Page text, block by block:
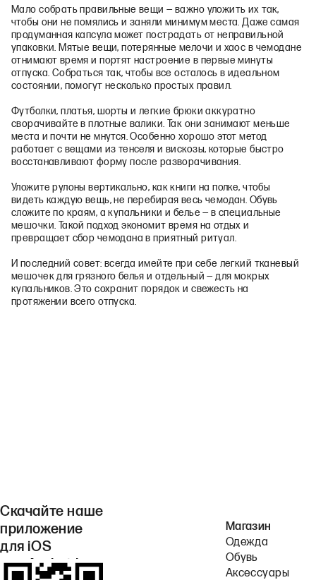
Мало собрать правильные вещи — важно уложить их так,
чтобы они не помялись и заняли минимум места. Даже самая
продуманная капсула может пострадать от неправильной
упаковки. Мятые вещи, потерянные мелочи и хаос в чемодане
отнимают время и портят настроение в первые минуты
отпуска. Собраться так, чтобы все осталось в идеальном
состоянии, помогут несколько простых правил.
Футболки, платья, шорты и легкие брюки аккуратно
сворачивайте в плотные валики. Так они занимают меньше
места и почти не мнутся. Особенно хорошо этот метод
работает с вещами из тенселя и вискозы, которые быстро
восстанавливают форму после разворачивания.
Уложите рулоны вертикально, как книги на полке, чтобы
видеть каждую вещь, не перебирая весь чемодан. Обувь
сложите по краям, а купальники и белье — в специальные
мешочки. Такой подход экономит время на отдых и
превращает сбор чемодана в приятный ритуал.
И последний совет: всегда имейте при себе легкий тканевый
мешочек для грязного белья и отдельный — для мокрых
купальников. Это сохранит порядок и свежесть на
протяжении всего отпуска.
Скачайте наше
приложение
для iOS
или Android.
Магазин
Одежда
Обувь
Аксессуары